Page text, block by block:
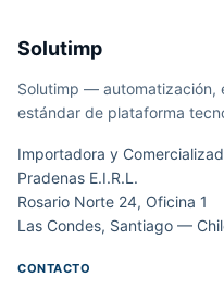
Solutimp
Solutimp — automatización,
estándar de plataforma
Importadora y
Pradenas E.I.R.L.
Rosario Norte 24, Oficina 1
Las Condes, Santiago —
CONTACTO